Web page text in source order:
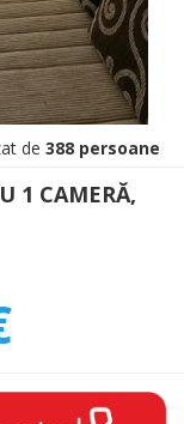
de 388 persoane
1 CAMERĂ,